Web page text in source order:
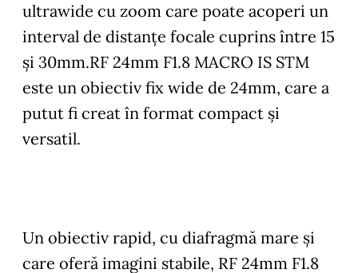
ultrawide cu zoom care poate acoperi un
interval de distanţe focale cuprins între 15
şi 30mm.RF 24mm F1.8 MACRO IS STM
este un obiectiv fix wide de 24mm, care a
putut fi creat în format compact şi
versatil.
Un obiectiv rapid, cu diafragmă mare şi
care oferă imagini stabile, RF 24mm F1.8